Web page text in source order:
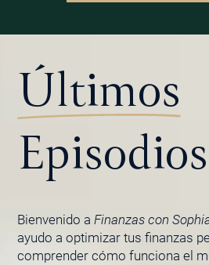
Últimos
Episodios
Bienvenido a Finanzas con
ayudo a optimizar tus finanzas
comprender cómo funciona el